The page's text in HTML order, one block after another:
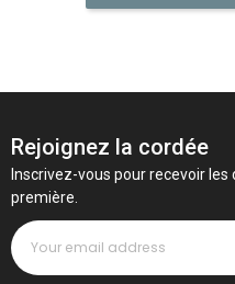
Rejoignez la cordée
Inscrivez-vous pour recevoir
première.